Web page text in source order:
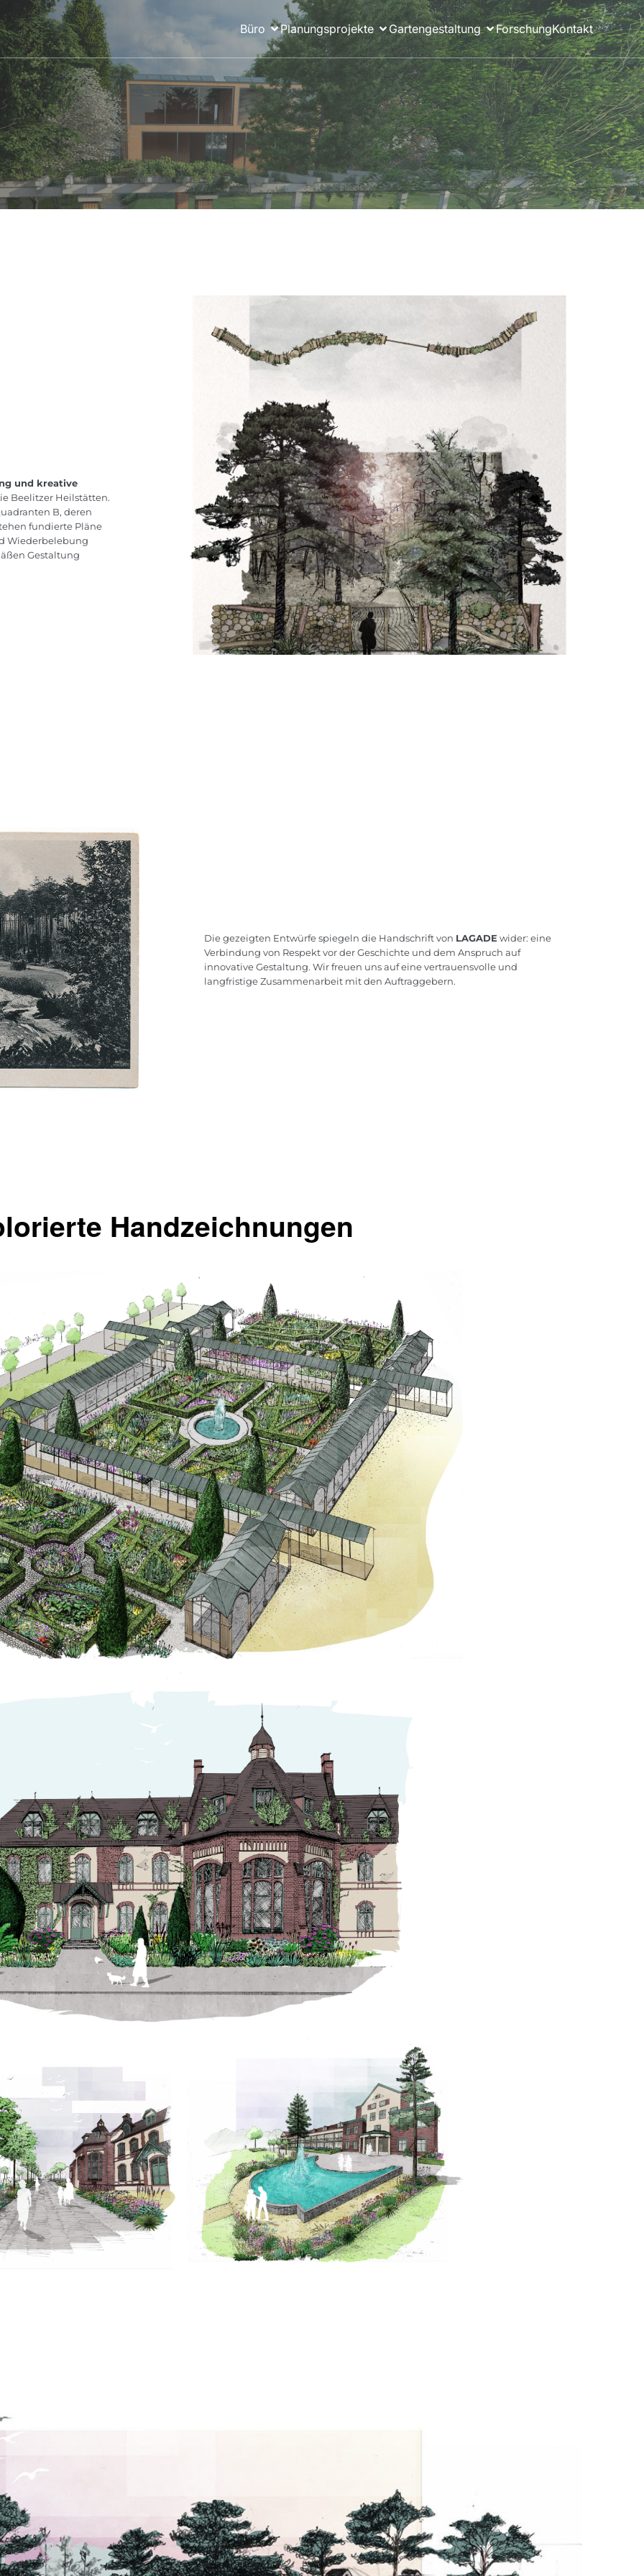
Büro Planungsprojekte Gartengestaltung ForschungKontakt
und kreative
Beelitzer Heilstätten.
B, deren
fundierte Pläne
Wiederbelebung
Gestaltung
Die gezeigten Entwürfe spiegeln die Handschrift von LAGADE wider: eine
Verbindung von Respekt vor der Geschichte und dem Anspruch auf
innovative Gestaltung. Wir freuen uns auf eine vertrauensvolle und
langfristige Zusammenarbeit mit den Auftraggebern.
Handzeichnungen